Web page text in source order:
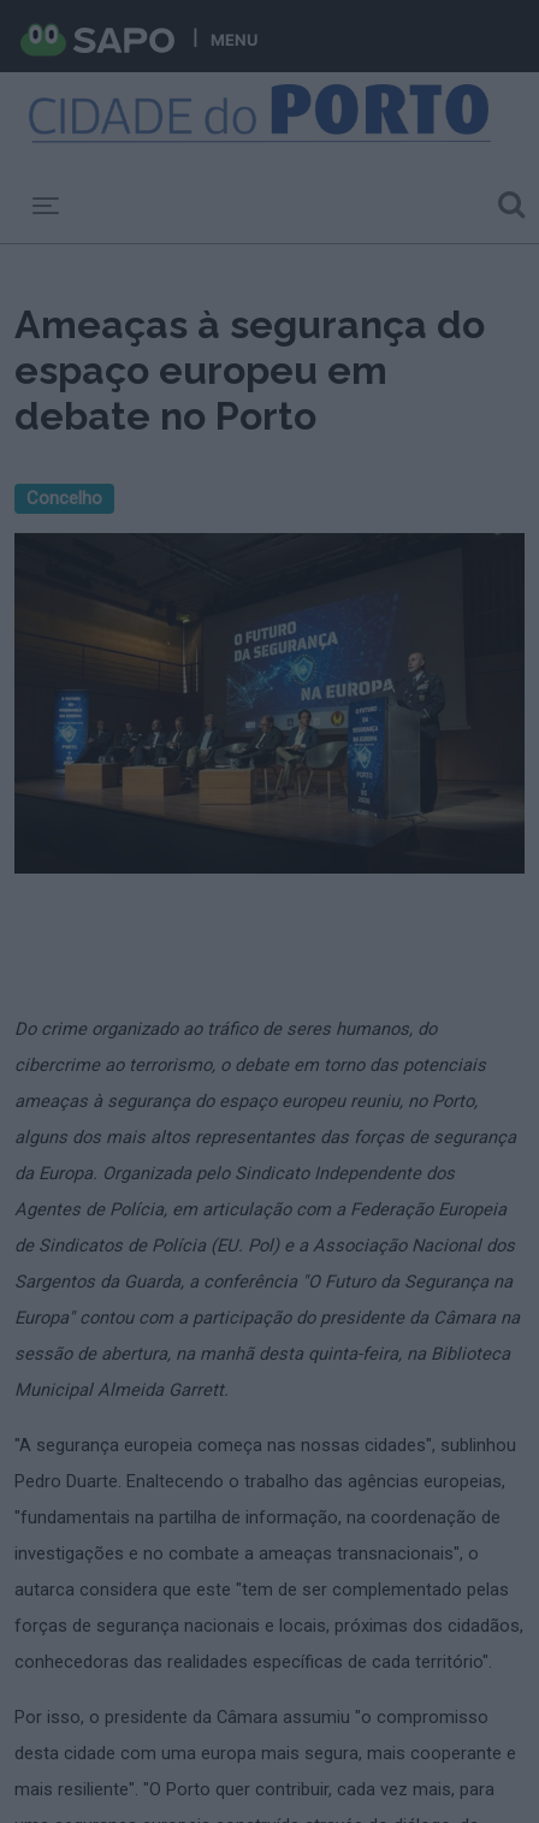
MENU
Ameaças à segurança do
espaço europeu em
debate no Porto
Concelho
Do crime organizado ao tráfico de seres humanos, do
cibercrime ao terrorismo, o debate em torno das potenciais
ameaças à segurança do espaço europeu reuniu, no Porto,
alguns dos mais altos representantes das forças de segurança
da Europa. Organizada pelo Sindicato Independente dos
Agentes de Polícia, em articulação com a Federação Europeia
de Sindicatos de Polícia (EU. Pol) e a Associação Nacional dos
Sargentos da Guarda, a conferência "O Futuro da Segurança na
Europa" contou com a participação do presidente da Câmara na
sessão de abertura, na manhã desta quinta-feira, na Biblioteca
Municipal Almeida Garrett.
"A segurança europeia começa nas nossas cidades", sublinhou
Pedro Duarte. Enaltecendo o trabalho das agências europeias,
"fundamentais na partilha de informação, na coordenação de
investigações e no combate a ameaças transnacionais", o
autarca considera que este "tem de ser complementado pelas
forças de segurança nacionais e locais, próximas dos cidadãos,
conhecedoras das realidades específicas de cada território".
Por isso, o presidente da Câmara assumiu "o compromisso
desta cidade com uma europa mais segura, mais cooperante e
mais resiliente". "O Porto quer contribuir, cada vez mais, para